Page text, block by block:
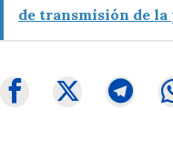
de transmisión de